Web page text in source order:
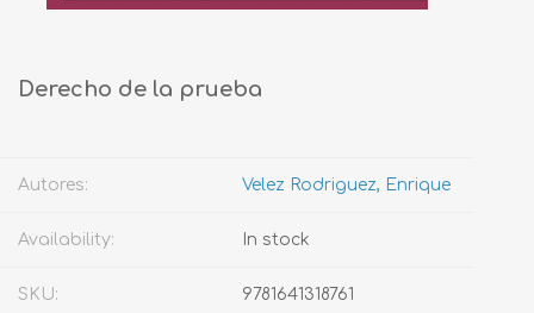
Derecho de la prueba
Autores: Velez Rodriguez, Enrique
Availability: In stock
SKU: 9781641318761